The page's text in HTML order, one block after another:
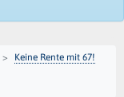
Keine Rente mit 67!